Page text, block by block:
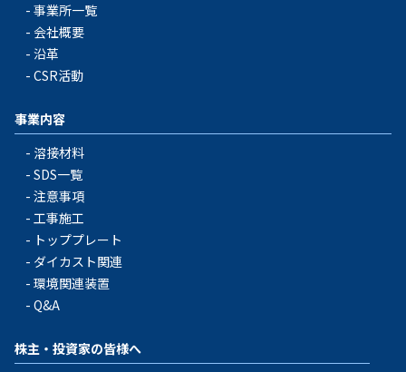
事業所一覧
会社概要
沿革
CSR活動
事業内容
溶接材料
SDS一覧
注意事項
工事施工
トッププレート
ダイカスト関連
環境関連装置
Q&A
株主・投資家の皆様へ